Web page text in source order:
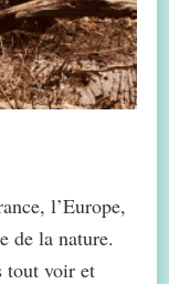
l’Europe,
de la nature.
tout voir et